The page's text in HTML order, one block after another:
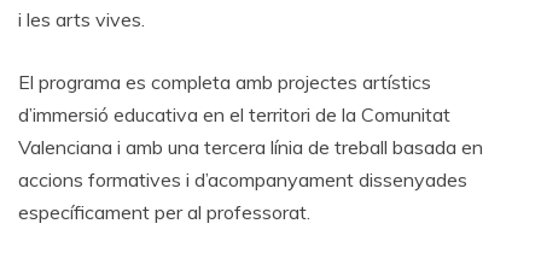
i les arts vives.
El programa es completa amb projectes artístics
d’immersió educativa en el territori de la Comunitat
Valenciana i amb una tercera línia de treball basada en
accions formatives i d’acompanyament dissenyades
específicament per al professorat.